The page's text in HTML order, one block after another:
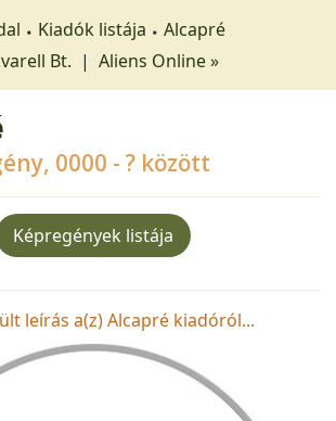
Kiadók listája
Alcapré
Bt. | Aliens Online »
0000 - ? között
Képregények listája
leírás a(z) Alcapré kiadóról...